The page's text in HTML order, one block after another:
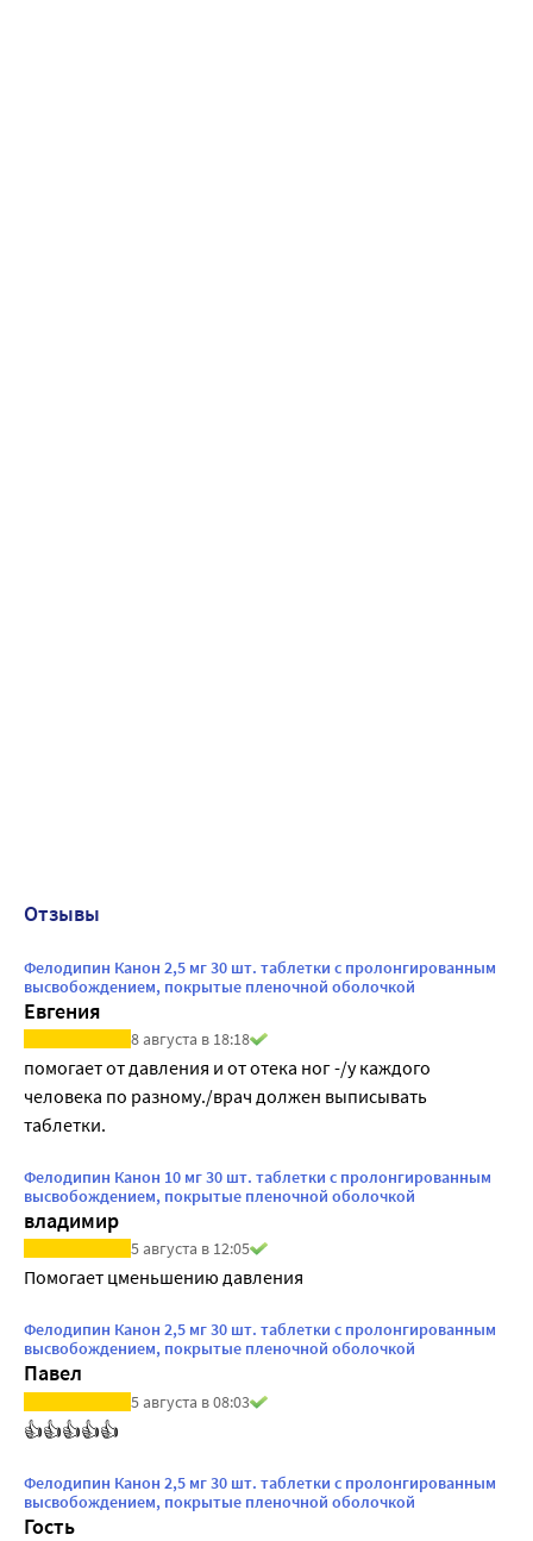
Отзывы
Фелодипин Канон 2,5 мг 30 шт. таблетки с пролонгированным
высвобождением, покрытые пленочной оболочкой
Евгения
8 августа в 18:18
помогает от давления и от отека ног -/у каждого
человека по разному./врач должен выписывать
таблетки.
Фелодипин Канон 10 мг 30 шт. таблетки с пролонгированным
высвобождением, покрытые пленочной оболочкой
владимир
5 августа в 12:05
Помогает цменьшению давления
Фелодипин Канон 2,5 мг 30 шт. таблетки с пролонгированным
высвобождением, покрытые пленочной оболочкой
Павел
5 августа в 08:03
👍👍👍👍👍
Фелодипин Канон 2,5 мг 30 шт. таблетки с пролонгированным
высвобождением, покрытые пленочной оболочкой
Гость